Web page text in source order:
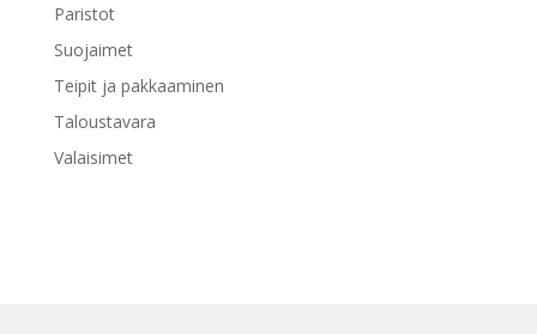
Paristot
Suojaimet
Teipit ja pakkaaminen
Taloustavara
Valaisimet